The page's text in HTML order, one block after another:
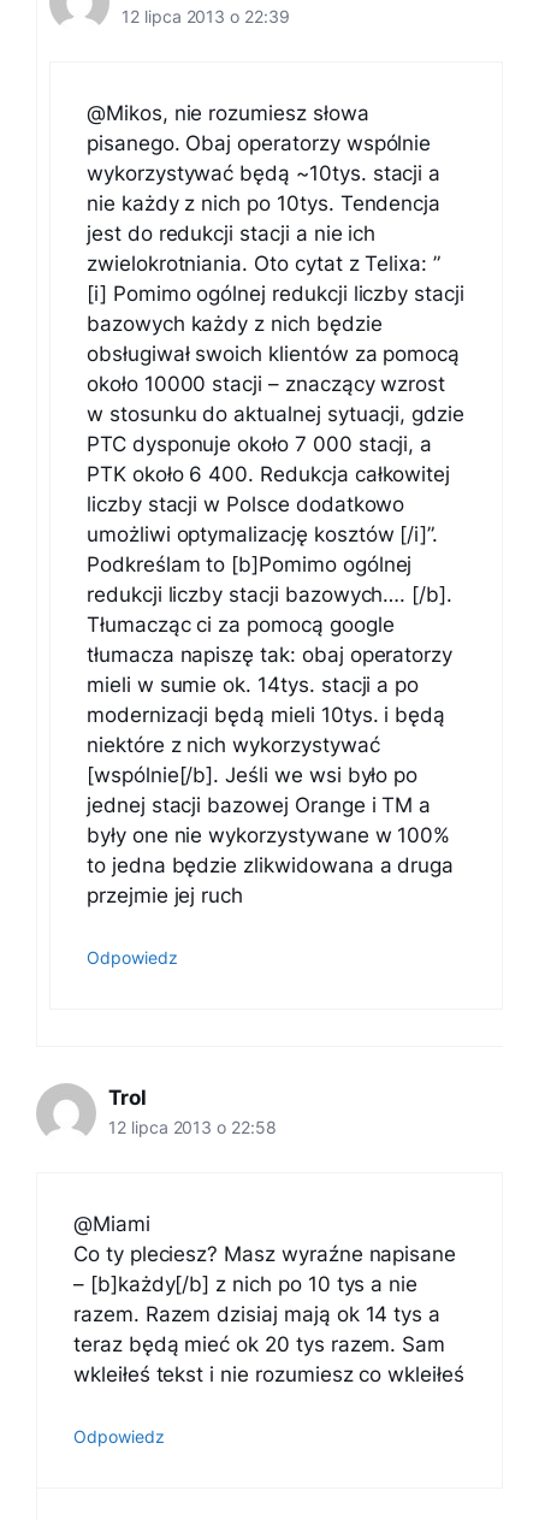
12 lipca 2013 o 22:39
@Mikos, nie rozumiesz słowa
pisanego. Obaj operatorzy wspólnie
wykorzystywać będą ~10tys. stacji a
nie każdy z nich po 10tys. Tendencja
jest do redukcji stacji a nie ich
zwielokrotniania. Oto cytat z Telixa: ”
[i] Pomimo ogólnej redukcji liczby stacji
bazowych każdy z nich będzie
obsługiwał swoich klientów za pomocą
około 10000 stacji – znaczący wzrost
w stosunku do aktualnej sytuacji, gdzie
PTC dysponuje około 7 000 stacji, a
PTK około 6 400. Redukcja całkowitej
liczby stacji w Polsce dodatkowo
umożliwi optymalizację kosztów [/i]”.
Podkreślam to [b]Pomimo ogólnej
redukcji liczby stacji bazowych…. [/b].
Tłumacząc ci za pomocą google
tłumacza napiszę tak: obaj operatorzy
mieli w sumie ok. 14tys. stacji a po
modernizacji będą mieli 10tys. i będą
niektóre z nich wykorzystywać
[wspólnie[/b]. Jeśli we wsi było po
jednej stacji bazowej Orange i TM a
były one nie wykorzystywane w 100%
to jedna będzie zlikwidowana a druga
przejmie jej ruch
Odpowiedz
Trol
12 lipca 2013 o 22:58
@Miami
Co ty pleciesz? Masz wyraźne napisane
– [b]każdy[/b] z nich po 10 tys a nie
razem. Razem dzisiaj mają ok 14 tys a
teraz będą mieć ok 20 tys razem. Sam
wkleiłeś tekst i nie rozumiesz co wkleiłeś
Odpowiedz